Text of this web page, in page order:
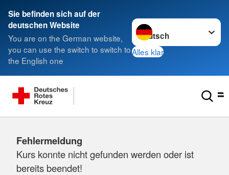
Sie befinden sich auf der
deutschen Website
You are on the German website,
you can use the switch to switch to
the English one
Sprache wechseln zu
Alles klar
Fehlermeldung
Kurs konnte nicht gefunden werden oder ist
bereits beendet!